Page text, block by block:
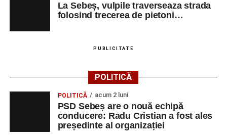
La Sebeș, vulpile traverseaza strada
folosind trecerea de pietoni…
PUBLICITATE
POLITICĂ
POLITICĂ acum 2 luni
PSD Sebeș are o nouă echipă
conducere: Radu Cristian a fost ales
președinte al organizației